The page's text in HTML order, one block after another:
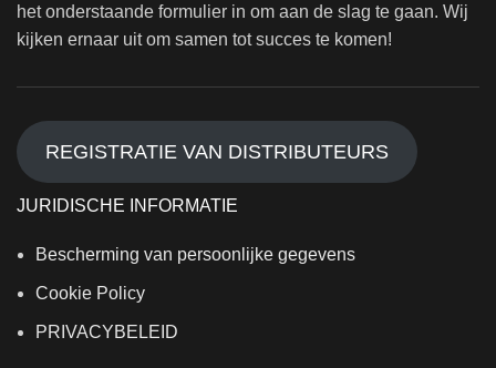
het onderstaande formulier in om aan de slag te gaan. Wij
kijken ernaar uit om samen tot succes te komen!
REGISTRATIE VAN DISTRIBUTEURS
JURIDISCHE INFORMATIE
Bescherming van persoonlijke gegevens
Cookie Policy
PRIVACYBELEID